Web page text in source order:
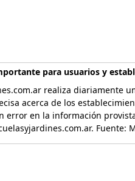
para usuarios y
realiza diariamente
acerca de los
error en la información